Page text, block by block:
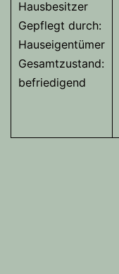
Hausbesitzer
Gepflegt durch:
Hauseigentümer
Gesamtzustand:
befriedigend